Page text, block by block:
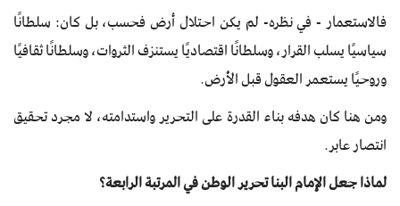
فالاستعمار - في نظره- لم يكن احتلال أرض فحسب، بل كان: سلطانًا
سياسيًا يسلب القرار، وسلطانًا اقتصاديًا يستنزف الثروات، وسلطانًا ثقافيًا
وروحيًا يستعمر العقول قبل الأرض.
ومن هنا كان هدفه بناء القدرة على التحرير واستدامته، لا مجرد تحقيق
انتصار عابر.
لماذا جعل الإمام البنا تحرير الوطن في المرتبة الرابعة؟